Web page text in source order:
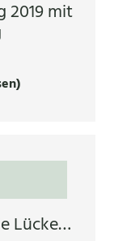
2019 mit
Lücke…